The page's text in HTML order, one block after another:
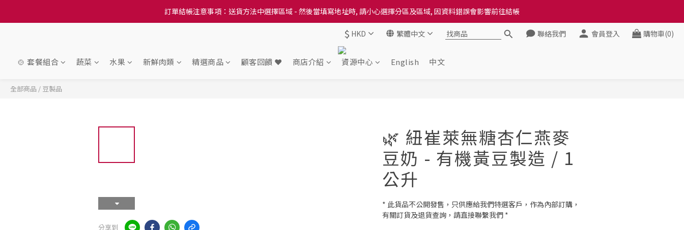
訂單結帳注意事項：送貨方法中選擇區域 - 然後當填寫地址時, 請小心選擇分區及區域, 因資料錯誤會影響前往結帳
訂單結帳注意事項：送貨方法中選擇區域 - 然後當填寫地址時, 請小心選擇分區及區域, 因資料錯誤會影響前往結帳
隆重推出本地培育田香雞、金棠雞、粵皇鷄及平原雞等，想食靚雞就要嚟《餸您健康》
訂單結帳注意事項：送貨方法中選擇區域 - 然後當填寫地址時, 請小心選擇分區及區域, 因資料錯誤會影響前往結帳
$ HKD 繁體中文 聯絡我們 會員登入 購物車(0)
🍲 套餐組合 蔬菜 水果 新鮮肉類 精選商品 顧客回饋 ❤️ 商店介紹 資源中心 English 中文
全部商品 / 豆製品
分享到
🌿 紐崔萊無糖杏仁燕麥
豆奶 - 有機黃豆製造 / 1
公升
* 此貨品不公開發售，只供應給我們特選客戶，作為內部訂購，
有關訂貨及退貨查詢，請直接聯繫我們 *